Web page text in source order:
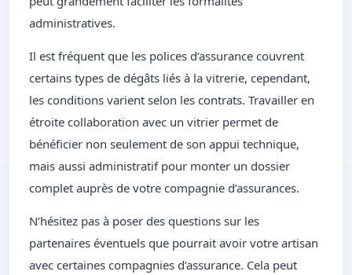
administratives.
Il est fréquent que les polices d’assurance couvrent
certains types de dégâts liés à la vitrerie, cependant,
les conditions varient selon les contrats. Travailler en
étroite collaboration avec un vitrier permet de
bénéficier non seulement de son appui technique,
mais aussi administratif pour monter un dossier
complet auprès de votre compagnie d’assurances.
N’hésitez pas à poser des questions sur les
partenaires éventuels que pourrait avoir votre artisan
avec certaines compagnies d’assurance. Cela peut